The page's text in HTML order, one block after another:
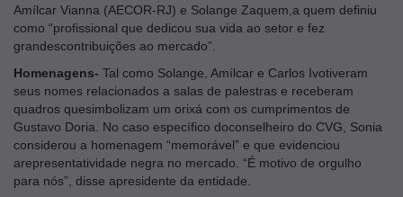
Amílcar Vianna (AECOR-RJ) e Solange Zaquem,a quem definiu
como “profissional que dedicou sua vida ao setor e fez
grandescontribuições ao mercado”.
Homenagens- Tal como Solange, Amílcar e Carlos Ivotiveram
seus nomes relacionados a salas de palestras e receberam
quadros quesimbolizam um orixá com os cumprimentos de
Gustavo Doria. No caso específico doconselheiro do CVG, Sonia
considerou a homenagem “memorável” e que evidenciou
arepresentatividade negra no mercado. “É motivo de orgulho
para nós”, disse apresidente da entidade.